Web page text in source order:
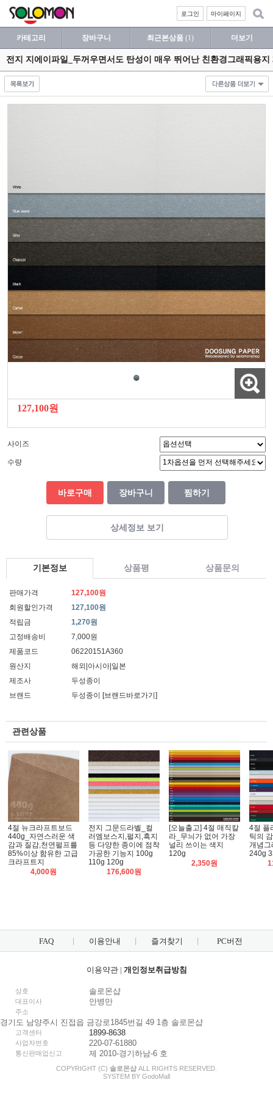
마이페이지
로그인
카테고리 장바구니 최근본상품 (1) 더보기
전지 지에이파일_두꺼우면서도 탄성이 매우 뛰어난 친환경그래픽용지
127,100원
사이즈
수량
바로구매 장바구니 찜하기
상세정보 보기
기본정보 상품평 상품문의
판매가격
127,100원
회원할인가격
127,100원
적립금
1,270원
고정배송비
7,000원
제품코드
06220151A360
원산지
해외|아시아|일본
제조사
두성종이
브랜드
두성종이 [브랜드바로가기]
관련상품
4절 뉴크라프트보드
440g_자연스러운 색
감과 질감,천연펄프를
85%이상 함유한 고급
크라프트지
4,000원
전지 그문드라벨_컬
러엠보스지,펄지,흑지
등 다양한 종이에 점착
가공한 기능지 100g
110g 120g
176,600원
[오늘출고] 4절 매직칼
라_무늬가 없어 가장
널리 쓰이는 색지
120g
2,350원
4절 플
틱의
개념
240g
FAQ 이용안내 즐겨찾기 PC버전
이용약관| 개인정보취급방침
상호 솔로몬샵
대표이사 안병만
주소
경기도 남양주시 진접읍 금강로1845번길 49 1층 솔로몬샵
고객센터 1899-8638
사업자번호 220-07-61880
통신판매업신고 제 2010-경기하남-6 호
COPYRIGHT (C) 솔로몬샵 ALL RIGHTS RESERVED.
SYSTEM BY GodoMall